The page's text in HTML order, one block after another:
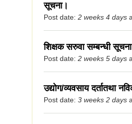
सूचना।
Post date: 2 weeks 4 days
शिक्षक सरुवा सम्बन्धी
Post date: 2 weeks 5 days
उद्योग/व्यवसाय दर्तातथा
Post date: 3 weeks 2 days